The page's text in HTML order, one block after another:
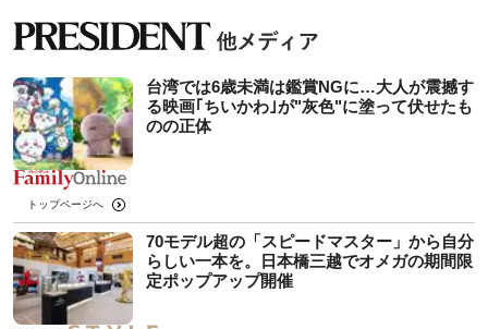
台湾では6歳未満は鑑賞NGに…大人が震撼す
る映画｢ちいかわ｣が"灰色"に塗って伏せたも
のの正体
トップページへ
70モデル超の「スピードマスター」から自分
らしい一本を。日本橋三越でオメガの期間限
定ポップアップ開催